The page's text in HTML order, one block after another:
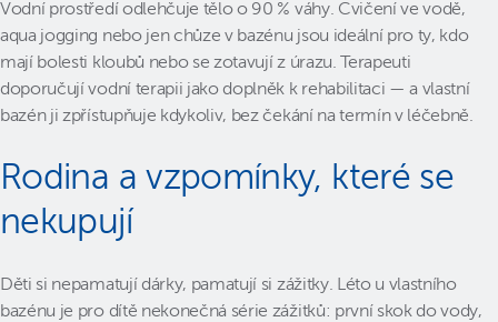
Vodní prostředí odlehčuje tělo o 90 % váhy. Cvičení ve vodě,
aqua jogging nebo jen chůze v bazénu jsou ideální pro ty, kdo
mají bolesti kloubů nebo se zotavují z úrazu. Terapeuti
doporučují vodní terapii jako doplněk k rehabilitaci — a vlastní
bazén ji zpřístupňuje kdykoliv, bez čekání na termín v léčebně.
Rodina a vzpomínky, které se
nekupují
Děti si nepamatují dárky, pamatují si zážitky. Léto u vlastního
bazénu je pro dítě nekonečná série zážitků: první skok do vody,